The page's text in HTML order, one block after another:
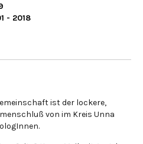
- 2018
ist der lockere,
von im Kreis Unna